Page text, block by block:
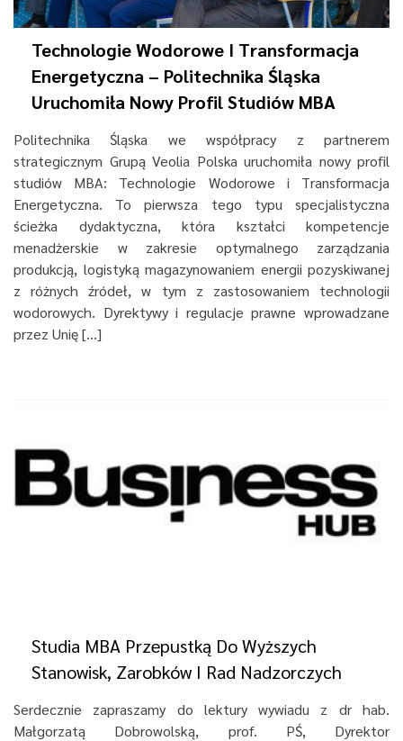
Technologie Wodorowe I Transformacja
Energetyczna – Politechnika Śląska
Uruchomiła Nowy Profil Studiów MBA
Politechnika Śląska we współpracy z partnerem
strategicznym Grupą Veolia Polska uruchomiła nowy profil
studiów MBA: Technologie Wodorowe i Transformacja
Energetyczna. To pierwsza tego typu specjalistyczna
ścieżka dydaktyczna, która kształci kompetencje
menadżerskie w zakresie optymalnego zarządzania
produkcją, logistyką magazynowaniem energii pozyskiwanej
z różnych źródeł, w tym z zastosowaniem technologii
wodorowych. Dyrektywy i regulacje prawne wprowadzane
przez Unię […]
Studia MBA Przepustką Do Wyższych
Stanowisk, Zarobków I Rad Nadzorczych
Serdecznie zapraszamy do lektury wywiadu z dr hab.
Małgorzatą Dobrowolską, prof. PŚ, Dyrektor